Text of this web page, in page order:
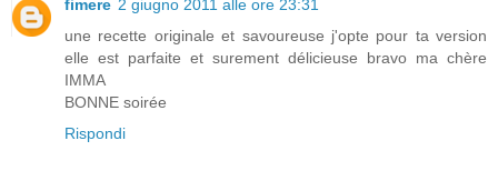
fimere 2 giugno 2011 alle ore 23:31
une recette originale et savoureuse j'opte pour ta version
elle est parfaite et surement délicieuse bravo ma chère
IMMA
BONNE soirée
Rispondi